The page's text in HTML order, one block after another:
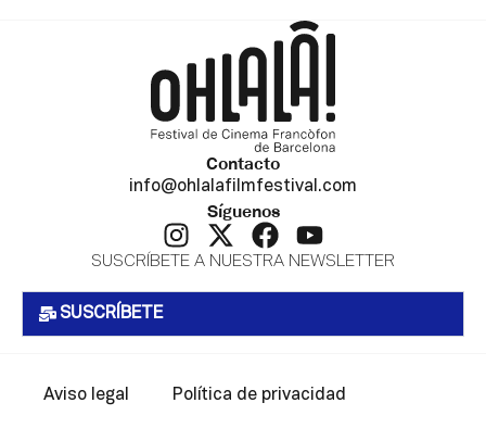
Contacto
info@ohlalafilmfestival.com
Síguenos
SUSCRÍBETE A NUESTRA NEWSLETTER
SUSCRÍBETE
Aviso legal Política de privacidad